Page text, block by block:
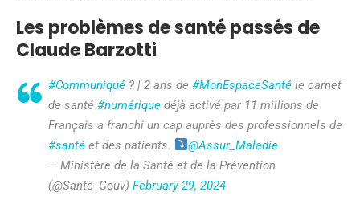
Les problèmes de santé passés de
Claude Barzotti
#Communiqué ?️ | 2 ans de #MonEspaceSanté le carnet
de santé #numérique déjà activé par 11 millions de
Français a franchi un cap auprès des professionnels de
#santé et des patients.
@Assur_Maladie
— Ministère de la Santé et de la Prévention
(@Sante_Gouv) February 29, 2024